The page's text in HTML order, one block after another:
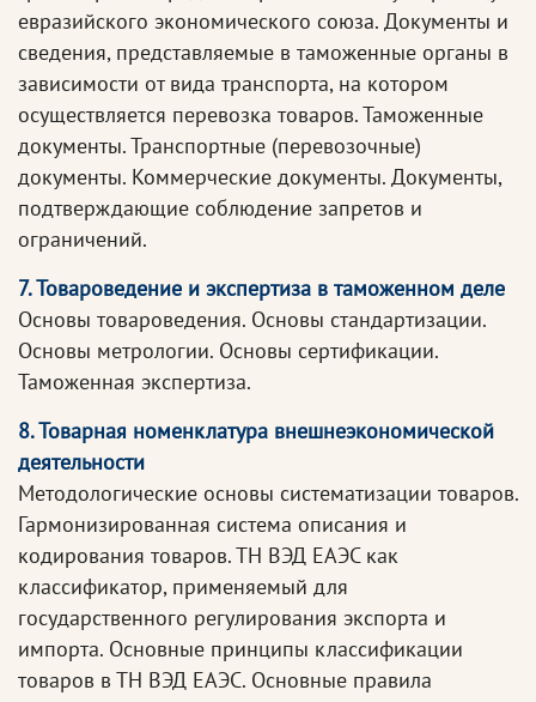
евразийского экономического союза. Документы и
сведения, представляемые в таможенные органы в
зависимости от вида транспорта, на котором
осуществляется перевозка товаров. Таможенные
документы. Транспортные (перевозочные)
документы. Коммерческие документы. Документы,
подтверждающие соблюдение запретов и
ограничений.
7. Товароведение и экспертиза в таможенном деле
Основы товароведения. Основы стандартизации.
Основы метрологии. Основы сертификации.
Таможенная экспертиза.
8. Товарная номенклатура внешнеэкономической
деятельности
Методологические основы систематизации товаров.
Гармонизированная система описания и
кодирования товаров. ТН ВЭД ЕАЭС как
классификатор, применяемый для
государственного регулирования экспорта и
импорта. Основные принципы классификации
товаров в ТН ВЭД ЕАЭС. Основные правила